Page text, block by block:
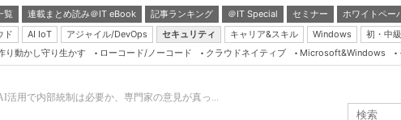
覧 連載まとめ読み＠IT eBook 記事ランキング ＠IT Special セミナー
ホワイトペー
ド
AI IoT アジャイル/DevOps セキュリティ キャリア&スキル Windows 初・中
Server & Storage
り動かし守り生かす ローコード/ノーコード クラウドネイティブ Microsoft&Windows
活用で内部統制は必要か、専門家の意見が真っ...